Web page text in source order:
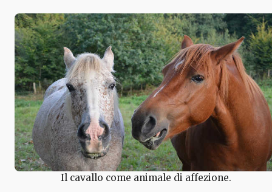
Il cavallo come animale di affezione.